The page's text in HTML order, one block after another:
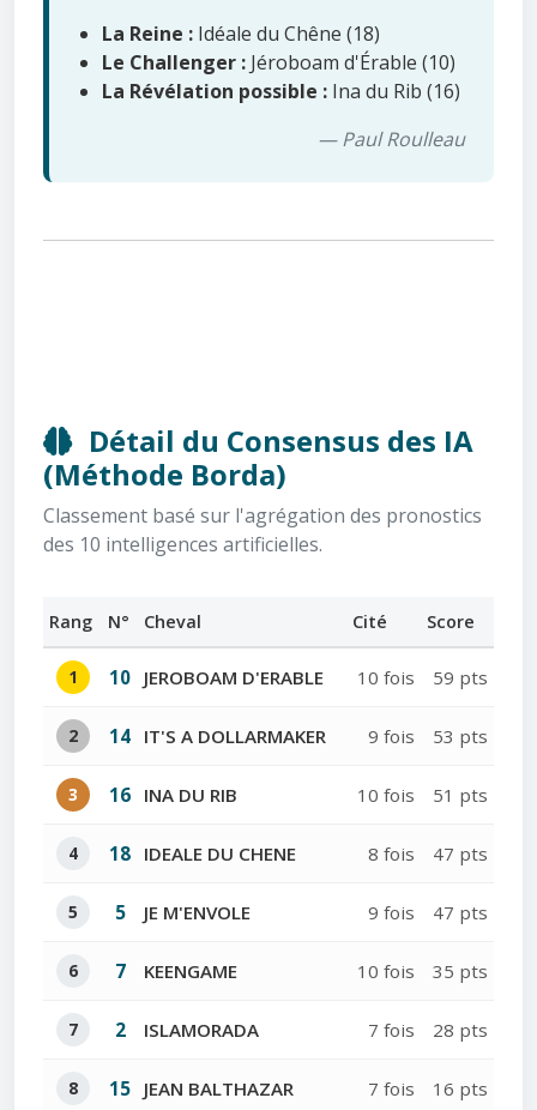
La Reine : Idéale du Chêne (18)
Le Challenger : Jéroboam d'Érable (10)
La Révélation possible : Ina du Rib (16)
— Paul Roulleau
Détail du Consensus des IA
(Méthode Borda)
Classement basé sur l'agrégation des pronostics
des 10 intelligences artificielles.
Rang N° Cheval Cité Score
1 10 JEROBOAM D'ERABLE 10 fois 59 pts
2 14 IT'S A DOLLARMAKER 9 fois 53 pts
3 16 INA DU RIB 10 fois 51 pts
4 18 IDEALE DU CHENE 8 fois 47 pts
5 5 JE M'ENVOLE 9 fois 47 pts
6 7 KEENGAME 10 fois 35 pts
7 2 ISLAMORADA 7 fois 28 pts
8 15 JEAN BALTHAZAR 7 fois 16 pts